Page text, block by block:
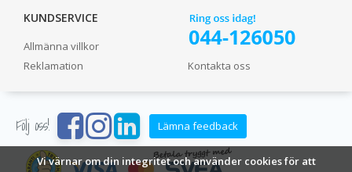
Vi värnar om din integritet och använder cookies för att
KUNDSERVICE
Allmänna villkor
Reklamation
Kontakta oss
Följ oss! Lämna feedback